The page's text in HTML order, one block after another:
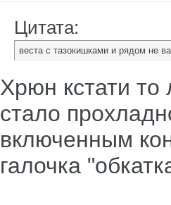
Цитата:
веста с тазокишками и рядом не
Хрюн кстати то
стало
включенным
галочка